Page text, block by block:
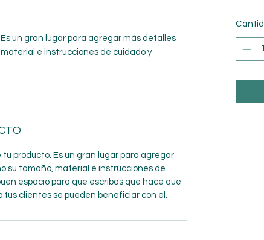
un gran lugar para agregar más detalles
e instrucciones de cuidado y
producto. Es un gran lugar para agregar
su tamaño, material e instrucciones de
espacio para que escribas que hace que
tus clientes se pueden beneficiar con el.